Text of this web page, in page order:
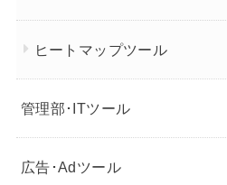
ヒートマップツール
管理部･ITツール
広告･Adツール